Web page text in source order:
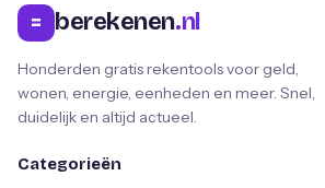
= berekenen.nl
Honderden gratis rekentools voor geld,
wonen, energie, eenheden en meer. Snel,
duidelijk en altijd actueel.
Categorieën